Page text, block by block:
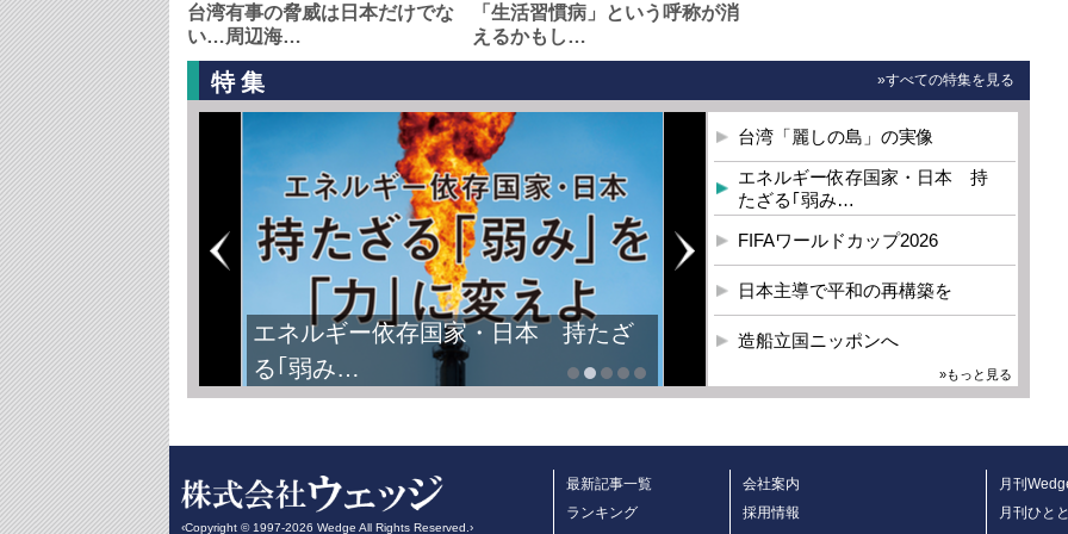
台湾有事の脅威は日本だけでな
い…周辺海…
「生活習慣病」という呼称が消
えるかもし…
特集 »すべての特集を見る
エネルギー依存国家・日本 持たざ
る｢弱み…
台湾「麗しの島」の実像
エネルギー依存国家・日本 持
たざる｢弱み…
FIFAワールドカップ2026
日本主導で平和の再構築を
造船立国ニッポンへ
»もっと見る
‹Copyright © 1997-2026 Wedge All Rights Reserved.›
最新記事一覧
ランキング
会社案内
採用情報
月刊
月刊ひと